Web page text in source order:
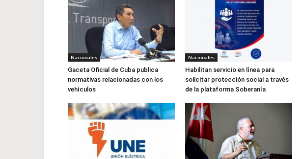
Nacionales
Gaceta Oficial de Cuba publica
normativas relacionadas con los
vehículos
Nacionales
Habilitan servicio en línea para
solicitar protección social a través
de la plataforma Soberanía